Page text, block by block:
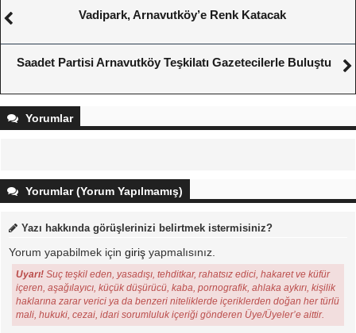
Vadipark, Arnavutköy’e Renk Katacak
Saadet Partisi Arnavutköy Teşkilatı Gazetecilerle Buluştu
Yorumlar
Yorumlar (Yorum Yapılmamış)
Yazı hakkında görüşlerinizi belirtmek istermisiniz?
Yorum yapabilmek için giriş yapmalısınız.
Uyarı! Suç teşkil eden, yasadışı, tehditkar, rahatsız edici, hakaret ve küfür
içeren, aşağılayıcı, küçük düşürücü, kaba, pornografik, ahlaka aykırı, kişilik
haklarına zarar verici ya da benzeri niteliklerde içeriklerden doğan her türlü
mali, hukuki, cezai, idari sorumluluk içeriği gönderen Üye/Üyeler’e aittir.